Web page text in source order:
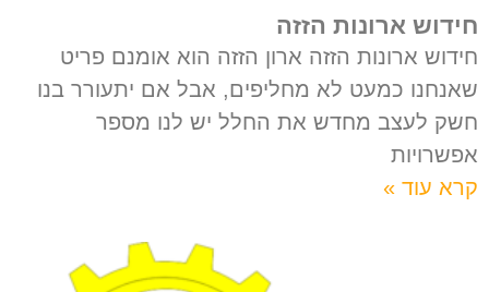
חידוש ארונות הזזה
חידוש ארונות הזזה ארון הזזה הוא אומנם פריט
שאנחנו כמעט לא מחליפים, אבל אם יתעורר בנו
חשק לעצב מחדש את החלל יש לנו מספר
אפשרויות
קרא עוד »